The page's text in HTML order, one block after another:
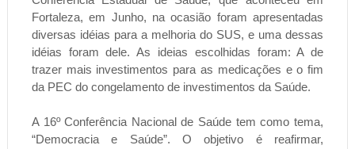
Fortaleza, em Junho, na ocasião foram apresentadas
diversas idéias para a melhoria do SUS, e uma dessas
idéias foram dele. As ideias escolhidas foram: A de
trazer mais investimentos para as medicações e o fim
da PEC do congelamento de investimentos da Saúde.
A 16º Conferência Nacional de Saúde tem como tema,
“Democracia e Saúde”. O objetivo é reafirmar,